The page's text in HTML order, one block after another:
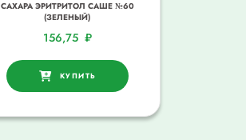
САХАРА ЭРИТРИТОЛ САШЕ №60
(ЗЕЛЕНЫЙ)
156,75 ₽
КУПИТЬ